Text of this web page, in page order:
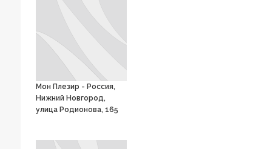
Мон Плезир - Россия,
Нижний Новгород,
улица Родионова, 165